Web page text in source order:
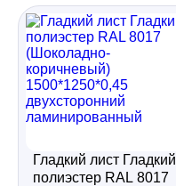
Гладкий лист Гладкий
полиэстер RAL 8017